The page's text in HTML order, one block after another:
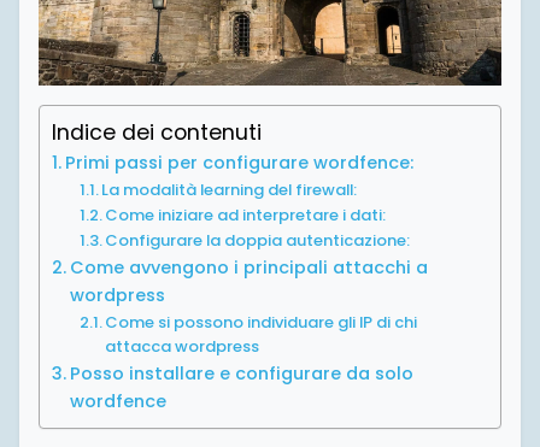
Indice dei contenuti
Primi passi per configurare wordfence:
La modalità learning del firewall:
Come iniziare ad interpretare i dati:
Configurare la doppia autenticazione:
Come avvengono i principali attacchi a
wordpress
Come si possono individuare gli IP di chi
attacca wordpress
Posso installare e configurare da solo
wordfence